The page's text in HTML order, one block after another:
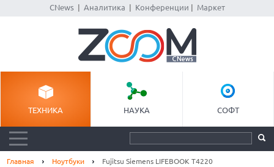
CNews| Аналитика Конференции Маркет
ТЕХНИКА НАУКА СОФТ
Главная Ноутбуки Fujitsu Siemens LIFEBOOK T4220